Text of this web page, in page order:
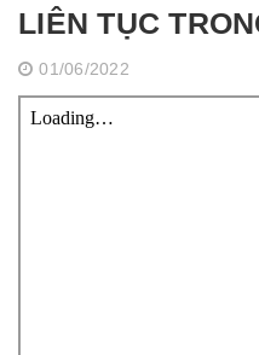
LIÊN TỤC
01/06/2022